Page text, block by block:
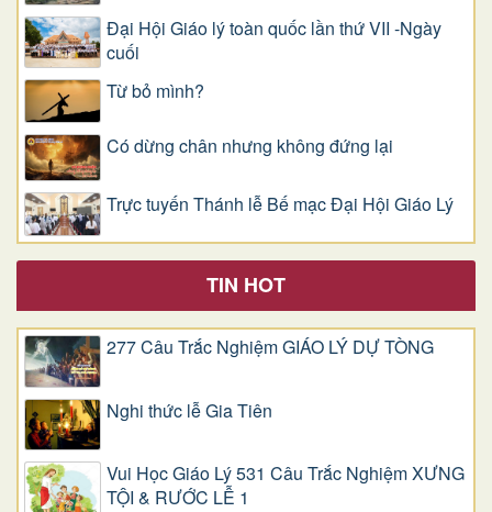
Đại Hội Giáo lý toàn quốc lần thứ VII -Ngày
cuối
Từ bỏ mình?
Có dừng chân nhưng không đứng lại
Trực tuyến Thánh lễ Bế mạc Đại Hội Giáo Lý
TIN HOT
277 Câu Trắc Nghiệm GIÁO LÝ DỰ TÒNG
Nghi thức lễ Gia Tiên
Vui Học Giáo Lý 531 Câu Trắc Nghiệm XƯNG
TỘI & RƯỚC LỄ 1